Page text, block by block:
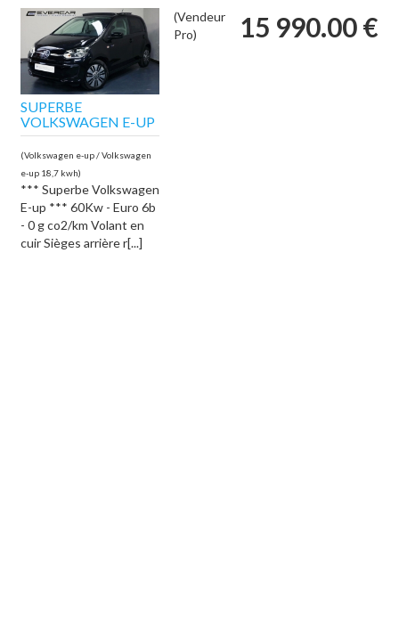
SUPERBE
VOLKSWAGEN E-UP
(Volkswagen e-up / Volkswagen
e-up 18,7 kwh)
*** Superbe Volkswagen
E-up *** 60Kw - Euro 6b
- 0 g co2/km Volant en
cuir Sièges arrière r[...]
(Vendeur
Pro)
15 990.00 €